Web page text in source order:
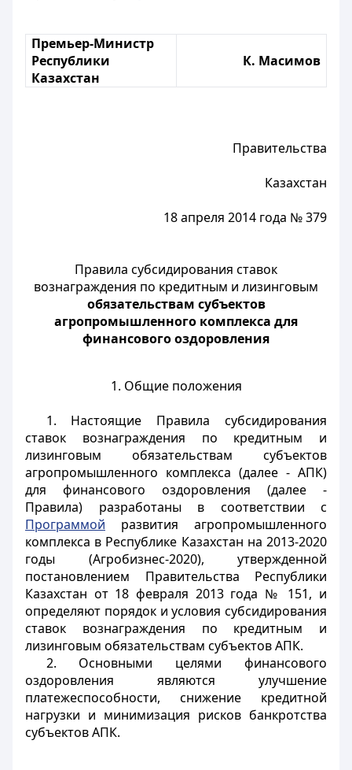
Премьер-Министр
Республики
Казахстан
К. Масимов
Правительства
Казахстан
18 апреля 2014 года № 379
Правила субсидирования ставок
вознаграждения по кредитным и лизинговым
обязательствам субъектов
агропромышленного комплекса для
финансового оздоровления
1. Общие положения
1. Настоящие Правила субсидирования
ставок вознаграждения по кредитным и
лизинговым обязательствам субъектов
агропромышленного комплекса (далее - АПК)
для финансового оздоровления (далее -
Правила) разработаны в соответствии с
Программой развития агропромышленного
комплекса в Республике Казахстан на 2013-2020
годы (Агробизнес-2020), утвержденной
постановлением Правительства Республики
Казахстан от 18 февраля 2013 года № 151, и
определяют порядок и условия субсидирования
ставок вознаграждения по кредитным и
лизинговым обязательствам субъектов АПК.
2. Основными целями финансового
оздоровления являются улучшение
платежеспособности, снижение кредитной
нагрузки и минимизация рисков банкротства
субъектов АПК.